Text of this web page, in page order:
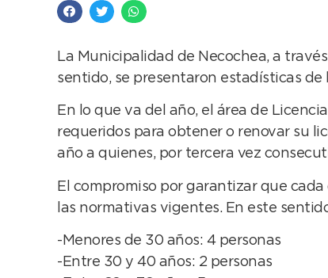
La Municipalidad de Necochea, a
sentido, se presentaron estadísticas
En lo que va del año, el área de
requeridos para obtener o renovar su
año a quienes, por tercera vez
El compromiso por garantizar que
las normativas vigentes. En este
-Menores de 30 años: 4 personas
-Entre 30 y 40 años: 2 personas